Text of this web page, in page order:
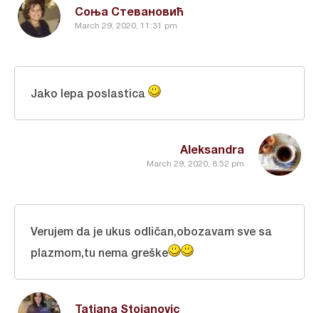
Соња Стевановић
March 29, 2020, 11:31 pm
Aleksandra
March 29, 2020, 8:52 pm
Jako lepa poslastica
Tatjana Stojanovic
Verujem da je ukus odličan,obozavam sve sa
plazmom,tu nema greške